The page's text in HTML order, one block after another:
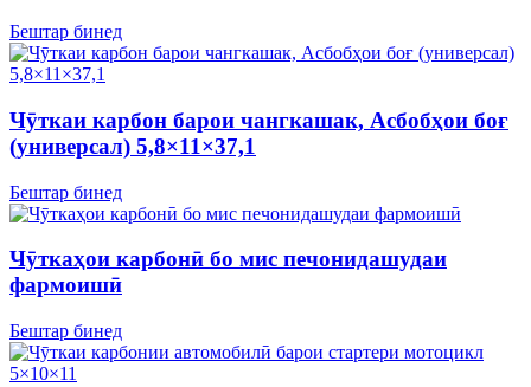
Бештар бинед
Чӯткаи карбон барои чангкашак, Асбобҳои боғ
(универсал) 5,8×11×37,1
Бештар бинед
Чӯткаҳои карбонӣ бо мис печонидашудаи
фармоишӣ
Бештар бинед